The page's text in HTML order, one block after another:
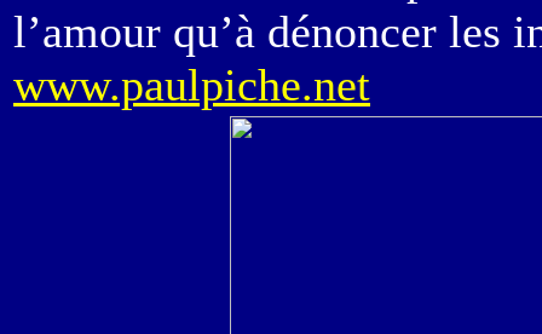
l’amour qu’à dénoncer les
www.paulpiche.net